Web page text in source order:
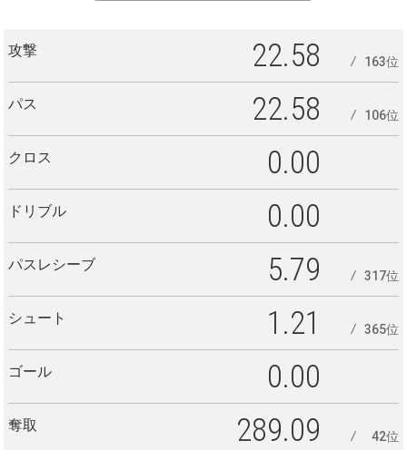
攻撃 22.58 163位
パス 22.58 106位
クロス 0.00
ドリブル 0.00
パスレシーブ 5.79 317位
シュート 1.21 365位
ゴール 0.00
奪取 289.09 42位